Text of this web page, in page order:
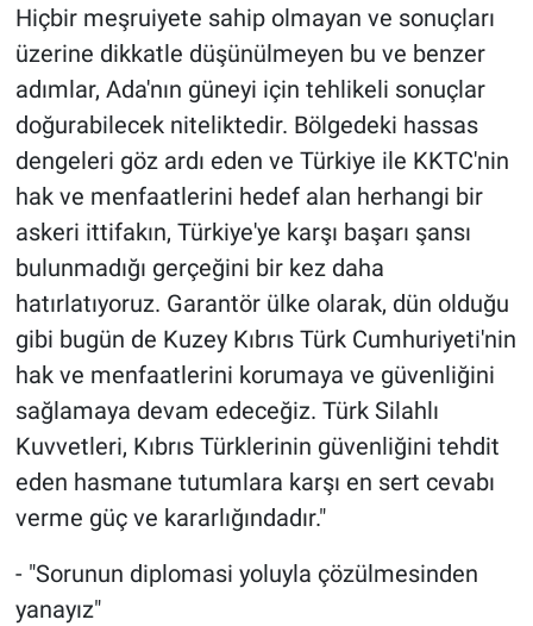
Hiçbir meşruiyete sahip olmayan ve sonuçları
üzerine dikkatle düşünülmeyen bu ve benzer
adımlar, Ada'nın güneyi için tehlikeli sonuçlar
doğurabilecek niteliktedir. Bölgedeki hassas
dengeleri göz ardı eden ve Türkiye ile KKTC'nin
hak ve menfaatlerini hedef alan herhangi bir
askeri ittifakın, Türkiye'ye karşı başarı şansı
bulunmadığı gerçeğini bir kez daha
hatırlatıyoruz. Garantör ülke olarak, dün olduğu
gibi bugün de Kuzey Kıbrıs Türk Cumhuriyeti'nin
hak ve menfaatlerini korumaya ve güvenliğini
sağlamaya devam edeceğiz. Türk Silahlı
Kuvvetleri, Kıbrıs Türklerinin güvenliğini tehdit
eden hasmane tutumlara karşı en sert cevabı
verme güç ve kararlığındadır."
- "Sorunun diplomasi yoluyla çözülmesinden
yanayız"